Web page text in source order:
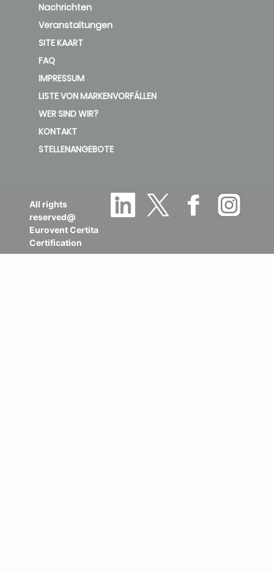
Nachrichten
Veranstaltungen
SITE KAART
FAQ
IMPRESSUM
LISTE VON MARKENVORFÄLLEN
WER SIND WIR?
KONTAKT
STELLENANGEBOTE
All rights
reserved@
Eurovent Certita
Certification